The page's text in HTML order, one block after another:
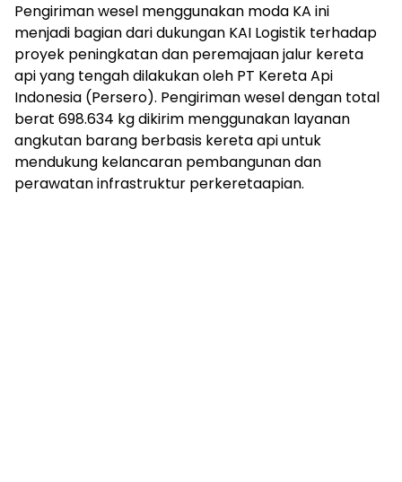
Pengiriman wesel menggunakan moda KA ini
menjadi bagian dari dukungan KAI Logistik terhadap
proyek peningkatan dan peremajaan jalur kereta
api yang tengah dilakukan oleh PT Kereta Api
Indonesia (Persero). Pengiriman wesel dengan total
berat 698.634 kg dikirim menggunakan layanan
angkutan barang berbasis kereta api untuk
mendukung kelancaran pembangunan dan
perawatan infrastruktur perkeretaapian.